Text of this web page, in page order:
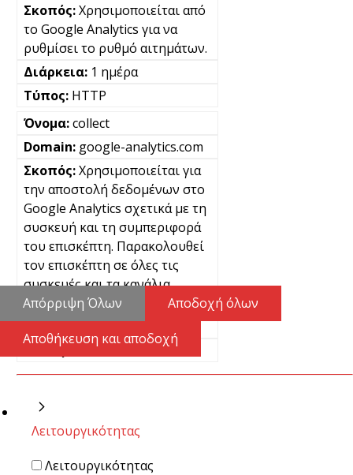
Χρησιμοποιείται από
το Google Analytics για να
ρυθμίσει το ρυθμό αιτημάτων.
1 ημέρα
HTTP
collect
google-analytics.com
Χρησιμοποιείται για
την αποστολή δεδομένων στο
Google Analytics σχετικά με τη
συσκευή και τη συμπεριφορά
του επισκέπτη. Παρακολουθεί
τον επισκέπτη σε όλες τις
συσκευές και τα κανάλια
μάρκετινγκ.
Μόνιμα
Pixel
Λειτουργικότητας
Λειτουργικότητας
Απόρριψη Όλων Αποδοχή όλων
Αποθήκευση και αποδοχή